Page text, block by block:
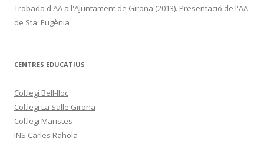
Trobada d'AA a l'Ajuntament de Girona (2013). Presentació de l'AA
de Sta. Eugènia
CENTRES EDUCATIUS
Col.legi Bell-lloc
Col.legi La Salle Girona
Col.legi Maristes
INS Carles Rahola